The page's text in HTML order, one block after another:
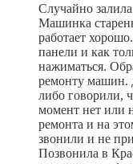
Случайно
Машинка
работает
панели и как
нажиматься.
ремонту машин.
либо говорили,
момент нет или
ремонта и на
звонили и не
Позвонила в